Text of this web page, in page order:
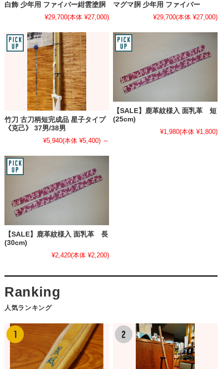
白飾 少年用 ファイバー紺雲塗胴
¥29,700(本体 ¥27,000)
マグマ胴 少年用 ファイバー
¥29,700(本体 ¥27,000)
竹刀 古刀柄短完成品 星子タイプ
《克己》 37男/38男
¥5,940(本体 ¥5,400)～
【SALE】鹿革紋様入 面乳革 短
(25cm)
¥1,980(本体 ¥1,800)
【SALE】鹿革紋様入 面乳革 長
(30cm)
¥2,420(本体 ¥2,200)
人気ランキング